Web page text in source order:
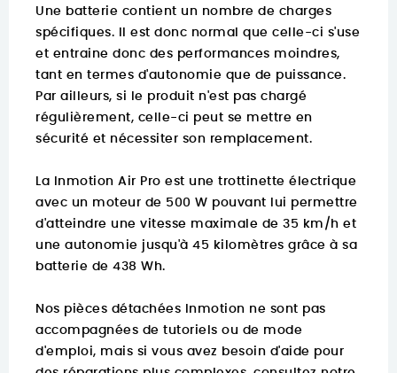
Une batterie contient un nombre de charges
spécifiques. Il est donc normal que celle-ci s'use
et entraine donc des performances moindres,
tant en termes d'autonomie que de puissance.
Par ailleurs, si le produit n'est pas chargé
régulièrement, celle-ci peut se mettre en
sécurité et nécessiter son remplacement.
La Inmotion Air Pro est une trottinette électrique
avec un moteur de 500 W pouvant lui permettre
d'atteindre une vitesse maximale de 35 km/h et
une autonomie jusqu'à 45 kilomètres grâce à sa
batterie de 438 Wh.
Nos pièces détachées Inmotion ne sont pas
accompagnées de tutoriels ou de mode
d'emploi, mais si vous avez besoin d'aide pour